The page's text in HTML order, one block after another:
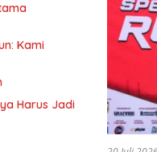
Kami
Harus Jadi